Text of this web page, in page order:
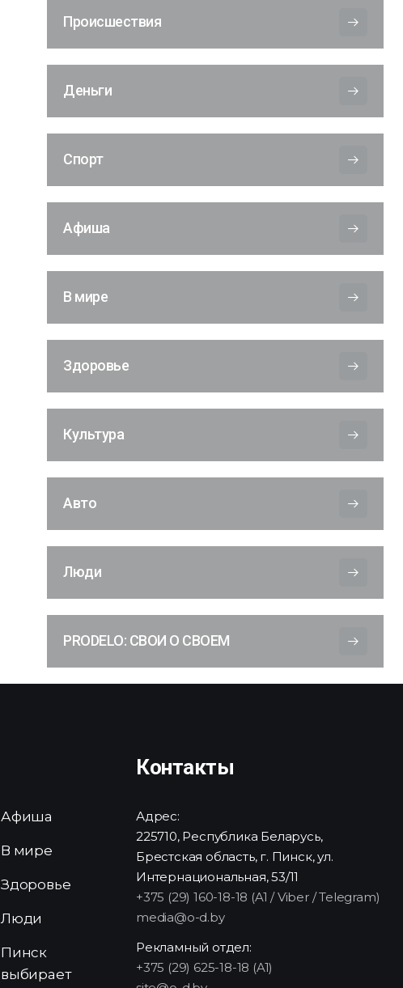
Происшествия
Деньги
Спорт
Афиша
В мире
Здоровье
Культура
Авто
Люди
PRODELO: СВОИ О СВОЕМ
Афиша
В мире
Здоровье
Люди
Пинск
выбирает
Контакты
Адрес:
225710, Республика Беларусь,
Брестская область, г. Пинск, ул.
Интернациональная, 53/11
+375 (29) 160-18-18 (A1 / Viber / Telegram)
media@o-d.by
Рекламный отдел:
+375 (29) 625-18-18 (A1)